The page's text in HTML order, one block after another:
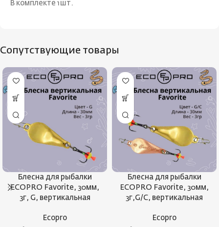
В комплекте 1шт.
Сопутствующие товары
Блесна для рыбалки
ECOPRO Favorite, 30мм,
3г, G, вертикальная
Ecopro
Блесна для рыбалки
ECOPRO Favorite, 30мм,
3г,G/C, вертикальная
Ecopro